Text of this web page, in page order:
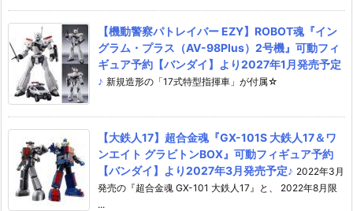
【機動警察パトレイバー EZY】ROBOT魂『イン
グラム・プラス（AV-98Plus）2号機』可動フィ
ギュア予約【バンダイ】より2027年1月発売予定
♪ 新規造形の「17式特型指揮車」が付属☆
【大鉄人17】超合金魂『GX-101S 大鉄人17＆ワ
ンエイト グラビトンBOX』可動フィギュア予約
【バンダイ】より2027年3月発売予定♪ 2022年3月
発売の『超合金魂 GX-101 大鉄人17』と、 2022年8月限
...